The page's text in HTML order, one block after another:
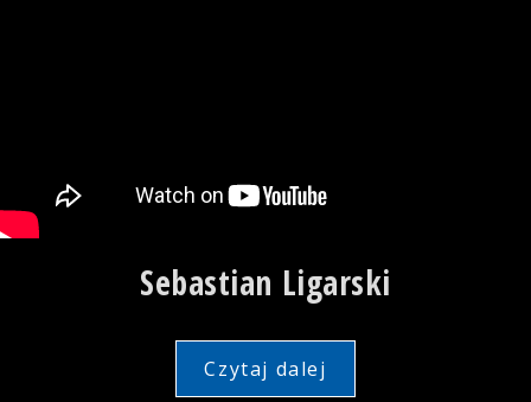
Sebastian Ligarski
Czytaj dalej